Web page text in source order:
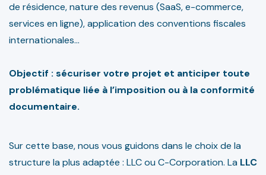
de résidence, nature des revenus (SaaS, e-commerce,
services en ligne), application des conventions fiscales
internationales…
Objectif : sécuriser votre projet et anticiper toute
problématique liée à l’imposition ou à la conformité
documentaire.
Sur cette base, nous vous guidons dans le choix de la
structure la plus adaptée : LLC ou C-Corporation. La LLC